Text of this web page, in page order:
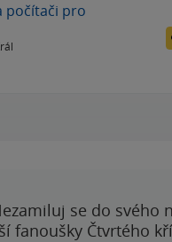
počítači pro
se do
fanoušky Čtvrtého